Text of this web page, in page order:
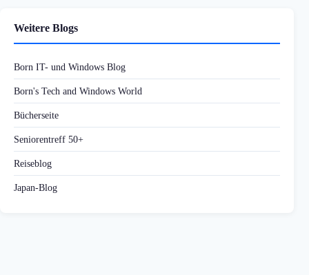
Weitere Blogs
Born IT- und Windows Blog
Born's Tech and Windows World
Bücherseite
Seniorentreff 50+
Reiseblog
Japan-Blog